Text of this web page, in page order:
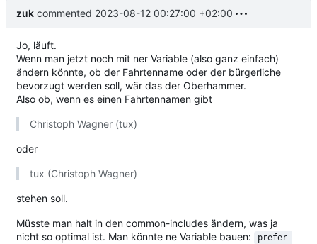
zuk commented 2023-08-12 00:27:00 +02:00
Jo, läuft.
Wenn man jetzt noch mit ner Variable (also ganz einfach)
ändern könnte, ob der Fahrtenname oder der bürgerliche
bevorzugt werden soll, wär das der Oberhammer.
Also ob, wenn es einen Fahrtennamen gibt
Christoph Wagner (tux)
oder
tux (Christoph Wagner)
stehen soll.
Müsste man halt in den common-includes ändern, was ja
nicht so optimal ist. Man könnte ne Variable bauen:
prefer-